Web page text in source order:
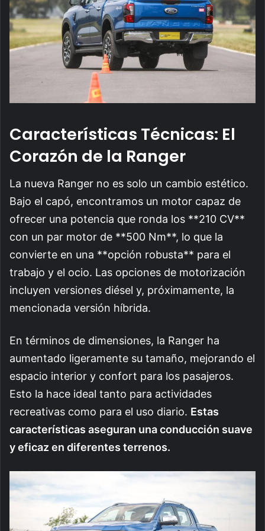
Características Técnicas: El
Corazón de la Ranger
La nueva Ranger no es solo un cambio estético.
Bajo el capó, encontramos un motor capaz de
ofrecer una potencia que ronda los **210 CV**
con un par motor de **500 Nm**, lo que la
convierte en una **opción robusta** para el
trabajo y el ocio. Las opciones de motorización
incluyen versiones diésel y, próximamente, la
mencionada versión híbrida.
En términos de dimensiones, la Ranger ha
aumentado ligeramente su tamaño, mejorando el
espacio interior y confort para los pasajeros.
Esto la hace ideal tanto para actividades
recreativas como para el uso diario. Estas
características aseguran una conducción suave
y eficaz en diferentes terrenos.